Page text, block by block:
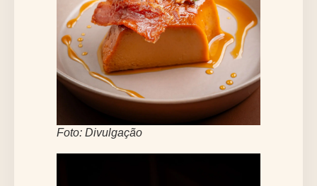
Foto: Divulgação